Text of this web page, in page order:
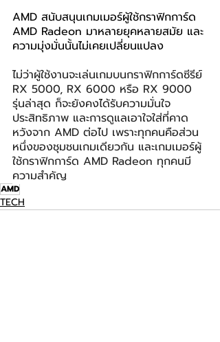
AMD สนับสนุนเกมเมอร์ผู้ใช้กราฟิกการ์ด
AMD Radeon มาหลายยุคหลายสมัย และ
ความมุ่งมั่นนั้นไม่เคยเปลี่ยนแปลง
ไม่ว่าผู้ใช้งานจะเล่นเกมบนกราฟิกการ์ดซีรีย์
RX 5000, RX 6000 หรือ RX 9000
รุ่นล่าสุด ก็จะยังคงได้รับความมั่นใจ
ประสิทธิภาพ และการดูแลเอาใจใส่ที่คาด
หวังจาก AMD ต่อไป เพราะทุกคนคือส่วน
หนึ่งของชุมชนเกมเดียวกัน และเกมเมอร์ผู้
ใช้กราฟิกการ์ด AMD Radeon ทุกคนมี
ความสำคัญ
AMD
TECH